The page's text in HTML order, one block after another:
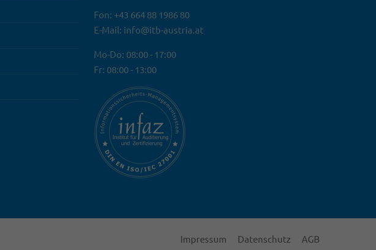
Fon: +43 664 88 1986 80
E-Mail: info@itb-austria.at
Mo-Do: 08:00 - 17:00
Fr: 08:00 - 13:00
Impressum Datenschutz AGB